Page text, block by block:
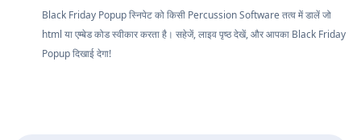
Black Friday Popup स्निपेट को किसी Percussion Software तत्व में डालें जो
html या एम्बेड कोड स्वीकार करता है। सहेजें, लाइव पृष्ठ देखें, और आपका Black Friday
Popup दिखाई देगा!